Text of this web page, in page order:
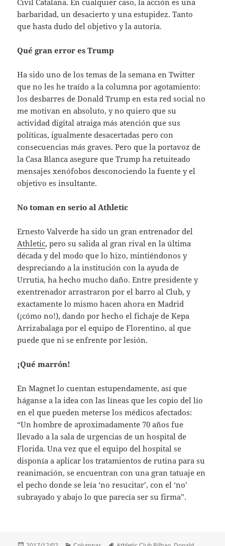
barbaridad, un desacierto y una estupidez. Tanto
que hasta dudo del objetivo y la autoría.
Qué gran error es Trump
Ha sido uno de los temas de la semana en Twitter
que no les he traído a la columna por agotamiento:
los desbarres de Donald Trump en esta red social no
me motivan en absoluto, y no quiero que su
actividad digital atraiga más atención que sus
políticas, igualmente desacertadas pero con
consecuencias más graves. Pero que la portavoz de
la Casa Blanca asegure que Trump ha retuiteado
mensajes xenófobos desconociendo la fuente y el
objetivo es insultante.
No toman en serio al Athletic
Ernesto Valverde ha sido un gran entrenador del
Athletic, pero su salida al gran rival en la última
década y del modo que lo hizo, mintiéndonos y
despreciando a la institución con la ayuda de
Urrutia, ha hecho mucho daño. Entre presidente y
exentrenador arrastraron por el barro al Club, y
exactamente lo mismo hacen ahora en Madrid
(¡cómo no!), dando por hecho el fichaje de Kepa
Arrizabalaga por el equipo de Florentino, al que
puede que ni se enfrente por lesión.
¡Qué marrón!
En Magnet lo cuentan estupendamente, así que
háganse a la idea con las líneas que les copio del lío
en el que pueden meterse los médicos afectados:
“Un hombre de aproximadamente 70 años fue
llevado a la sala de urgencias de un hospital de
Florida. Una vez que el equipo del hospital se
disponía a aplicar los tratamientos de rutina para su
reanimación, se encuentran con una gran tatuaje en
el pecho donde se leía ‘no resucitar’, con el ‘no’
subrayado y abajo lo que parecía ser su firma”.